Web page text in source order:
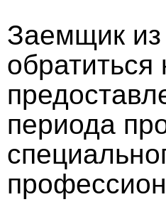
Заемщик из
периода